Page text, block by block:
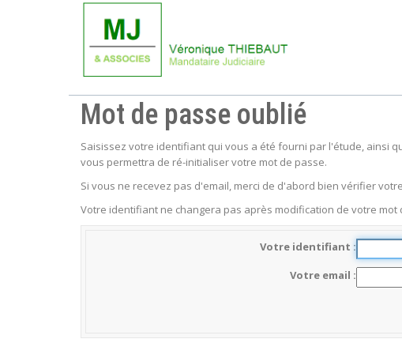
Mot de passe oublié
Saisissez votre identifiant qui vous a été fourni par l'étude, ainsi
vous permettra de ré-initialiser votre mot de passe.
Si vous ne recevez pas d'email, merci de d'abord bien vérifier
Votre identifiant ne changera pas après modification de votre mot
Votre identifiant
Votre email